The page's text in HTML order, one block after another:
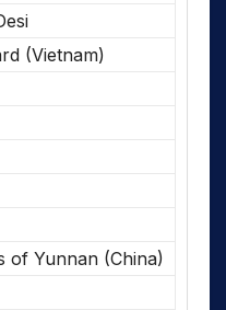
(Vietnam)
of Yunnan (China)